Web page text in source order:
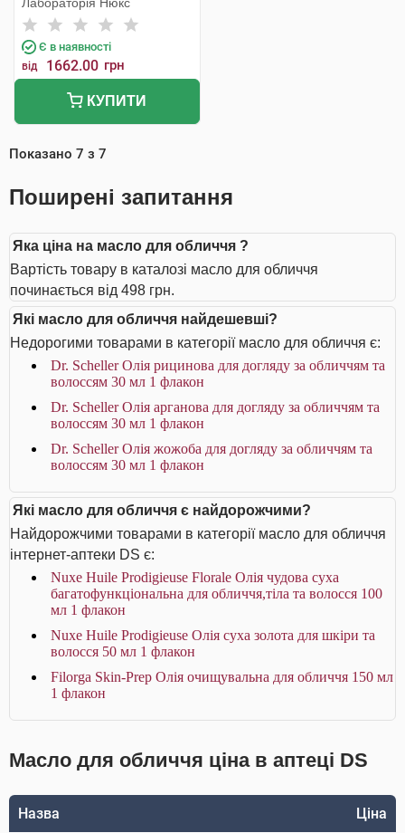
мл 1 флакон
Є в наявності
від 1662.00 грн
КУПИТИ
Показано 7 з 7
Поширені запитання
Яка ціна на масло для обличчя ?
Вартість товару в каталозі масло для обличчя
починається від 498 грн.
Які масло для обличчя найдешевші?
Недорогими товарами в категорії масло для обличчя є:
Dr. Scheller Олія рицинова для догляду за обличчям та
волоссям 30 мл 1 флакон
Dr. Scheller Олія арганова для догляду за обличчям та
волоссям 30 мл 1 флакон
Dr. Scheller Олія жожоба для догляду за обличчям та
волоссям 30 мл 1 флакон
Які масло для обличчя є найдорожчими?
Найдорожчими товарами в категорії масло для обличчя
інтернет-аптеки DS є:
Nuxe Huile Prodigieuse Florale Олія чудова суха
багатофункціональна для обличчя,тіла та волосся 100
мл 1 флакон
Nuxe Huile Prodigieuse Олія суха золота для шкіри та
волосся 50 мл 1 флакон
Filorga Skin-Prep Олія очищувальна для обличчя 150 мл
1 флакон
Масло для обличчя ціна в аптеці DS
Назва Ціна